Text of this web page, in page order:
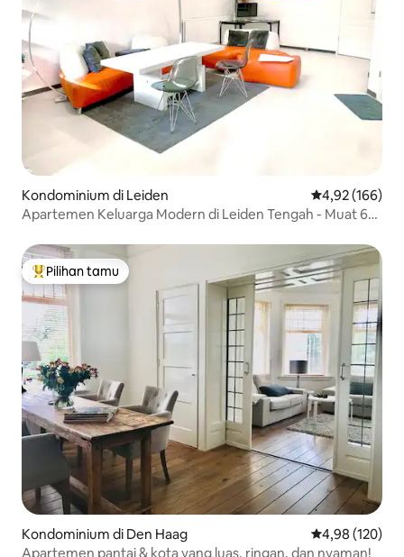
Kondominium di Leiden Nilai rata-rata
4,92 (166)
Apartemen Keluarga Modern di Leiden Tengah - Muat 6
Pilihan tamu terpopuler
Pilihan tamu
Kondominium di Den Haag Nilai rata-rata
4,98 (120)
Apartemen pantai & kota yang luas, ringan, dan nyaman!